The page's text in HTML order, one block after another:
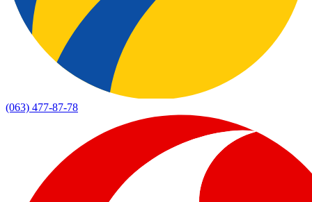
(063) 477-87-78